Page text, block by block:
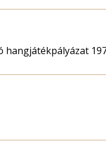
hangjátékpályázat